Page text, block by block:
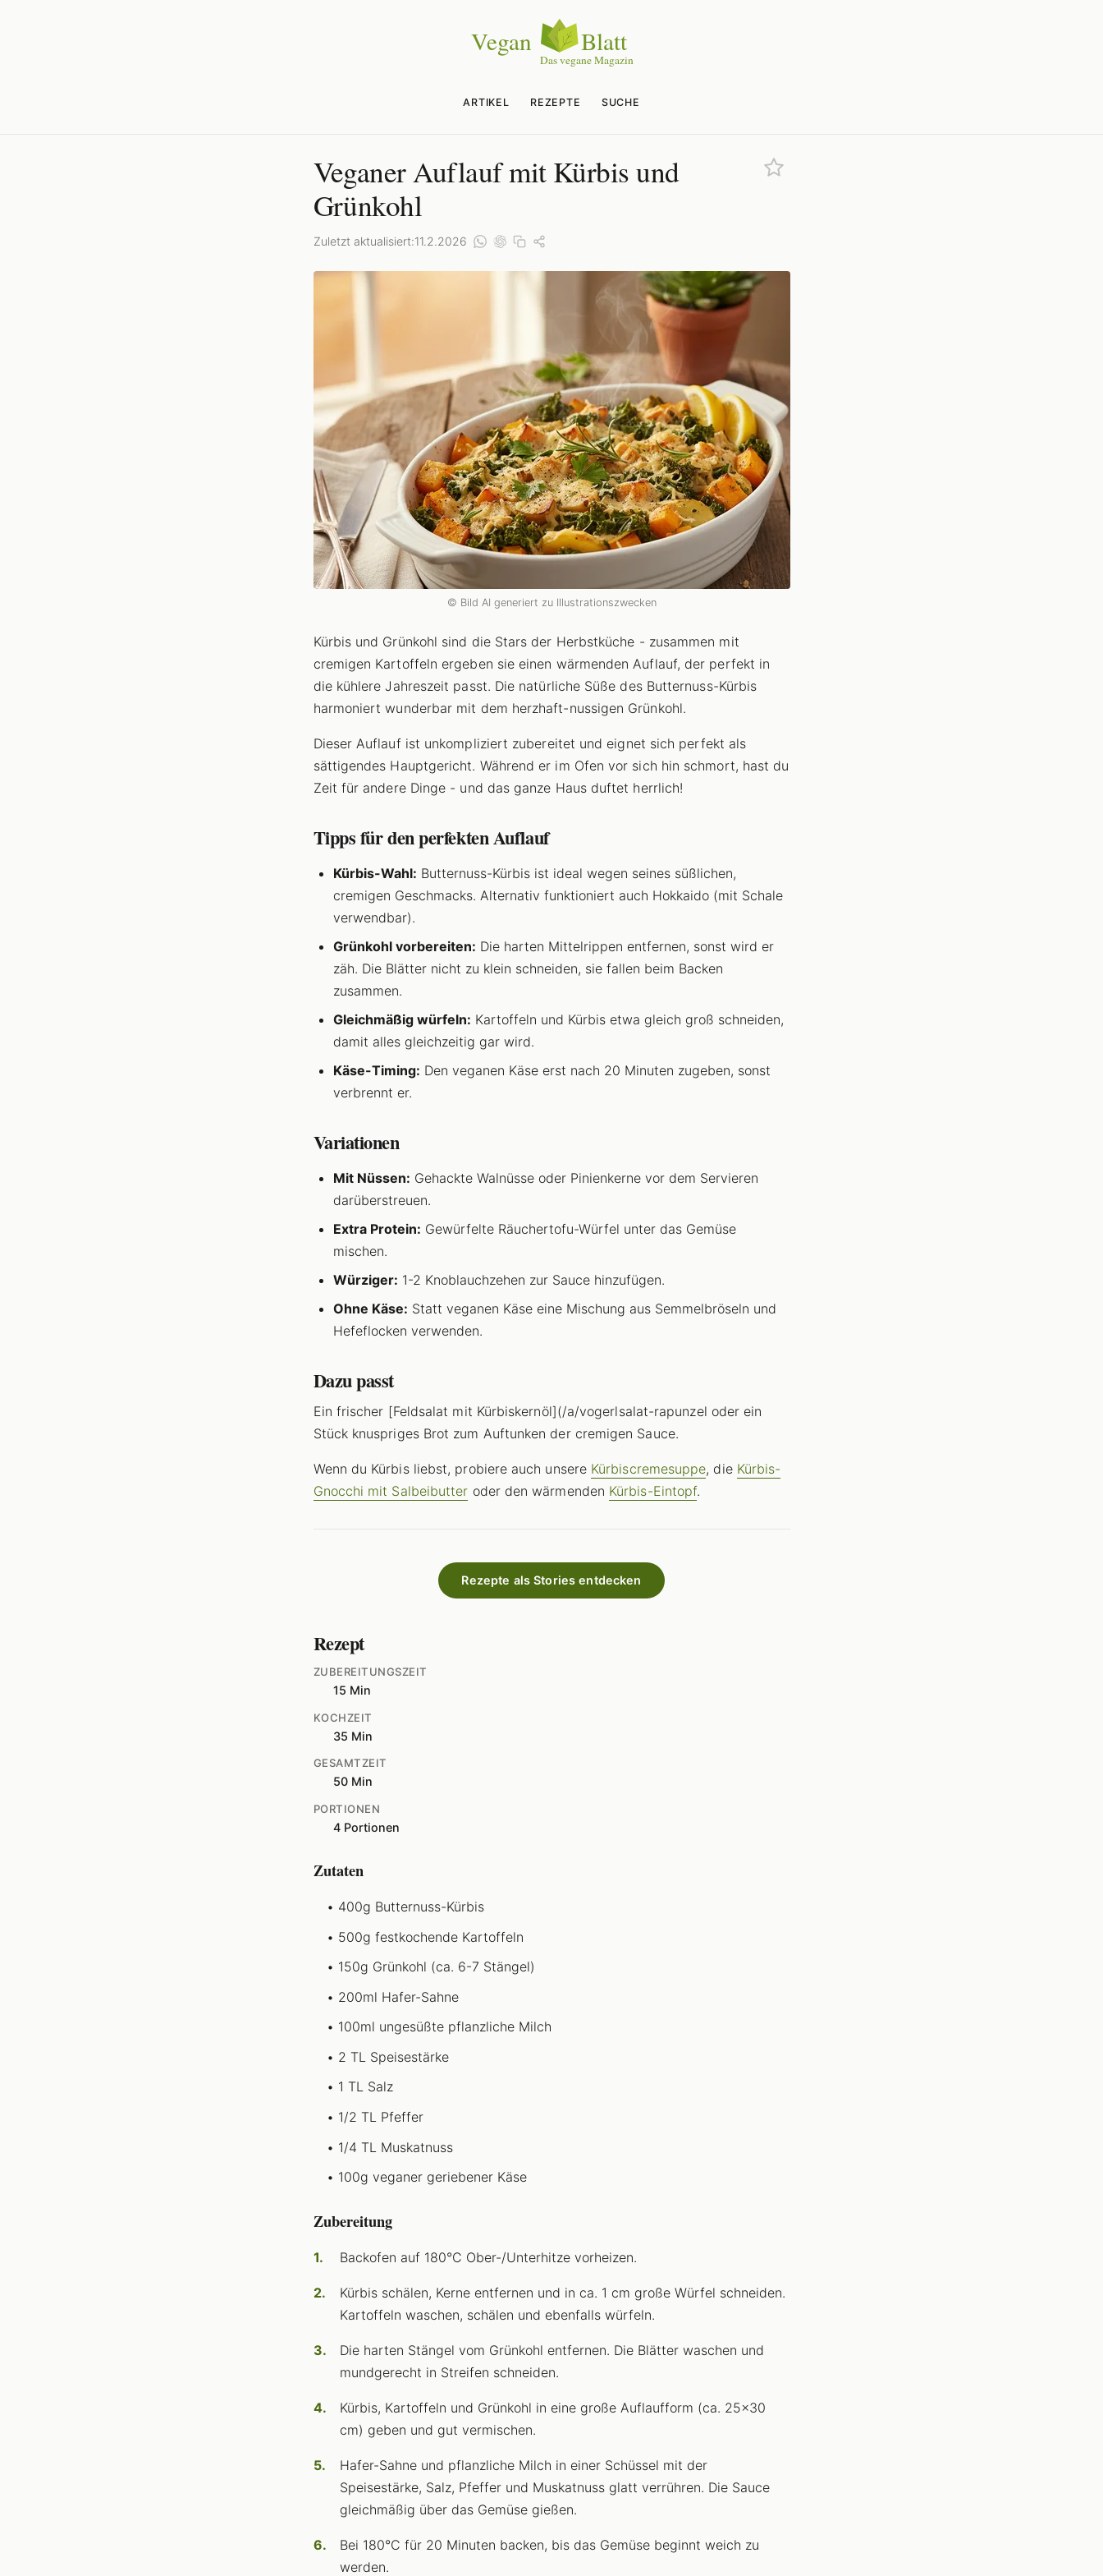
ARTIKEL REZEPTE SUCHE
Veganer Auflauf mit Kürbis und
Grünkohl
Zuletzt aktualisiert:11.2.2026
© Bild AI generiert zu Illustrationszwecken
Kürbis und Grünkohl sind die Stars der Herbstküche - zusammen mit
cremigen Kartoffeln ergeben sie einen wärmenden Auflauf, der perfekt in
die kühlere Jahreszeit passt. Die natürliche Süße des Butternuss-Kürbis
harmoniert wunderbar mit dem herzhaft-nussigen Grünkohl.
Dieser Auflauf ist unkompliziert zubereitet und eignet sich perfekt als
sättigendes Hauptgericht. Während er im Ofen vor sich hin schmort, hast du
Zeit für andere Dinge - und das ganze Haus duftet herrlich!
Tipps für den perfekten Auflauf
Kürbis-Wahl: Butternuss-Kürbis ist ideal wegen seines süßlichen,
cremigen Geschmacks. Alternativ funktioniert auch Hokkaido (mit Schale
verwendbar).
Grünkohl vorbereiten: Die harten Mittelrippen entfernen, sonst wird er
zäh. Die Blätter nicht zu klein schneiden, sie fallen beim Backen
zusammen.
Gleichmäßig würfeln: Kartoffeln und Kürbis etwa gleich groß schneiden,
damit alles gleichzeitig gar wird.
Käse-Timing: Den veganen Käse erst nach 20 Minuten zugeben, sonst
verbrennt er.
Variationen
Mit Nüssen: Gehackte Walnüsse oder Pinienkerne vor dem Servieren
darüberstreuen.
Extra Protein: Gewürfelte Räuchertofu-Würfel unter das Gemüse
mischen.
Würziger: 1-2 Knoblauchzehen zur Sauce hinzufügen.
Ohne Käse: Statt veganen Käse eine Mischung aus Semmelbröseln und
Hefeflocken verwenden.
Dazu passt
Ein frischer [Feldsalat mit Kürbiskernöl](/a/vogerlsalat-rapunzel oder ein
Stück knuspriges Brot zum Auftunken der cremigen Sauce.
Wenn du Kürbis liebst, probiere auch unsere Kürbiscremesuppe, die Kürbis-
Gnocchi mit Salbeibutter oder den wärmenden Kürbis-Eintopf.
Rezepte als Stories entdecken
Rezept
ZUBEREITUNGSZEIT
15 Min
KOCHZEIT
35 Min
GESAMTZEIT
50 Min
PORTIONEN
4 Portionen
Zutaten
400g Butternuss-Kürbis
500g festkochende Kartoffeln
150g Grünkohl (ca. 6-7 Stängel)
200ml Hafer-Sahne
100ml ungesüßte pflanzliche Milch
2 TL Speisestärke
1 TL Salz
1/2 TL Pfeffer
1/4 TL Muskatnuss
100g veganer geriebener Käse
Zubereitung
Backofen auf 180°C Ober-/Unterhitze vorheizen.
Kürbis schälen, Kerne entfernen und in ca. 1 cm große Würfel schneiden.
Kartoffeln waschen, schälen und ebenfalls würfeln.
Die harten Stängel vom Grünkohl entfernen. Die Blätter waschen und
mundgerecht in Streifen schneiden.
Kürbis, Kartoffeln und Grünkohl in eine große Auflaufform (ca. 25x30
cm) geben und gut vermischen.
Hafer-Sahne und pflanzliche Milch in einer Schüssel mit der
Speisestärke, Salz, Pfeffer und Muskatnuss glatt verrühren. Die Sauce
gleichmäßig über das Gemüse gießen.
Bei 180°C für 20 Minuten backen, bis das Gemüse beginnt weich zu
werden.